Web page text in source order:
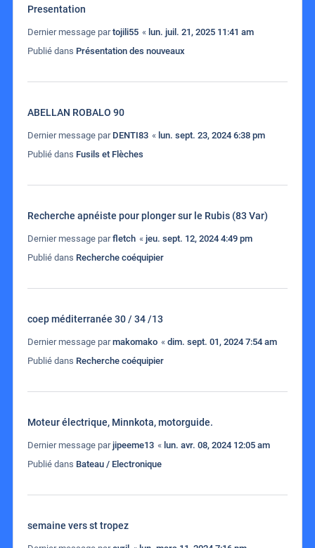
Presentation
Dernier message partojili55 « lun. juil. 21, 2025 11:41 am
Publié dans Présentation des nouveaux
ABELLAN ROBALO 90
Dernier message par DENTI83 « lun. sept. 23, 2024 6:38 pm
Publié dans Fusils et Flèches
Recherche apnéiste pour plonger sur le Rubis (83 Var)
Dernier message parfletch « jeu. sept. 12, 2024 4:49 pm
Publié dans Recherche coéquipier
coep méditerranée 30 / 34 /13
Dernier message parmakomako « dim. sept. 01, 2024 7:54 am
Publié dans Recherche coéquipier
Moteur électrique, Minnkota, motorguide.
Dernier message parjipeeme13 « lun. avr. 08, 2024 12:05 am
Publié dans Bateau / Electronique
semaine vers st tropez